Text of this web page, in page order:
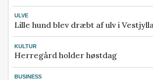
ULVE
Lille hund blev dræbt af ulv i
KULTUR
Herregård holder høstdag
BUSINESS